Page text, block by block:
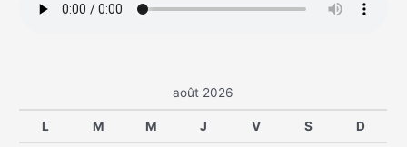
août 2026
L M M J V S D